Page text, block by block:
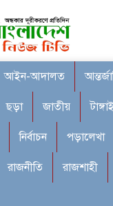
আইন-আদালত
ছড়া জাতীয়
নির্বাচন পড়ালেখা
রাজনীতি রাজশাহী